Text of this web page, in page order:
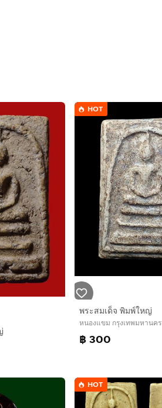
HOT
พระสมเด็จ พิมพ์ใหญ่
หนองแขม กรุงเทพมหานคร
฿ 300
HOT